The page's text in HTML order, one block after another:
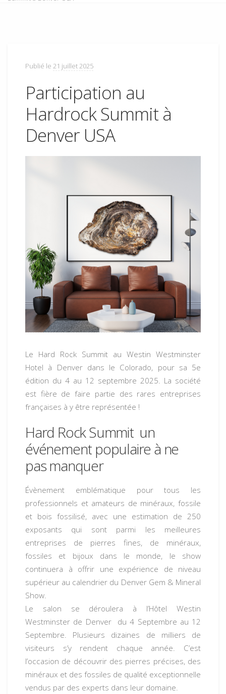
Publié le 21 juillet 2025
Participation au
Hardrock Summit à
Denver USA
Le Hard Rock Summit au Westin Westminster
Hotel à Denver dans le Colorado, pour sa 5e
édition du 4 au 12 septembre 2025. La société
est fière de faire partie des rares entreprises
françaises à y être représentée !
Hard Rock Summit un
événement populaire à ne
pas manquer
Évènement emblématique pour tous les
professionnels et amateurs de minéraux, fossile
et bois fossilisé, avec une estimation de 250
exposants qui sont parmi les meilleures
entreprises de pierres fines, de minéraux,
fossiles et bijoux dans le monde, le show
continuera à offrir une expérience de niveau
supérieur au calendrier du Denver Gem & Mineral
Show.
Le salon se déroulera à l’Hôtel Westin
Westminster de Denver du4 Septembre au 12
Septembre. Plusieurs dizaines de milliers de
visiteurs s’y rendent chaque année. C’est
l’occasion de découvrir des pierres précises, des
minéraux et des fossiles de qualité exceptionnelle
vendus par des experts dans leur domaine.